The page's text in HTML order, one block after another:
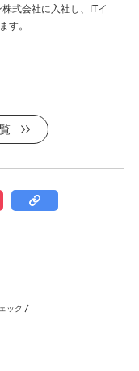
式会社に入社し、ITイ
す。
ック